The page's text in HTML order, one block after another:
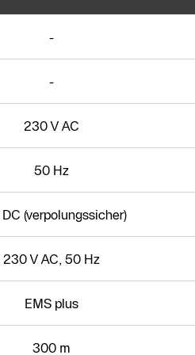
-
-
230 V AC
50 Hz
DC (verpolungssicher)
230 V AC, 50 Hz
EMS plus
300 m